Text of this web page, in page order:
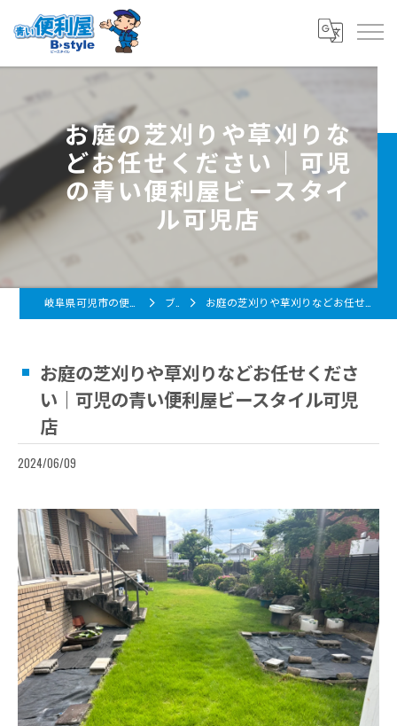
お庭の芝刈りや草刈りな
どお任せください｜可児
の青い便利屋ビースタイ
ル可児店
ブログ お庭の芝刈りや草刈りなどお任せください｜可児の青い便利屋ビースタイル可児店
お庭の芝刈りや草刈りなどお任せくださ
い｜可児の青い便利屋ビースタイル可児
店
2024/06/09